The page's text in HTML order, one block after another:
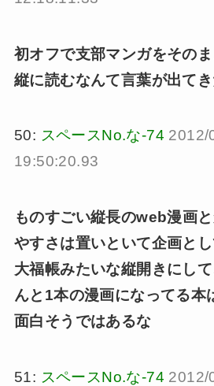
初オフで支部マンガをその
縦に読むなんて言葉が出て
50: スペースNo.な-74 2012/
19:50:20.93
ものすごい縦長のweb漫画
やすさは置いといて企画と
大福帳みたいな縦開きにし
んと1本の漫画になってる本
面白そうではあるな
51: スペースNo.な-74 2012/